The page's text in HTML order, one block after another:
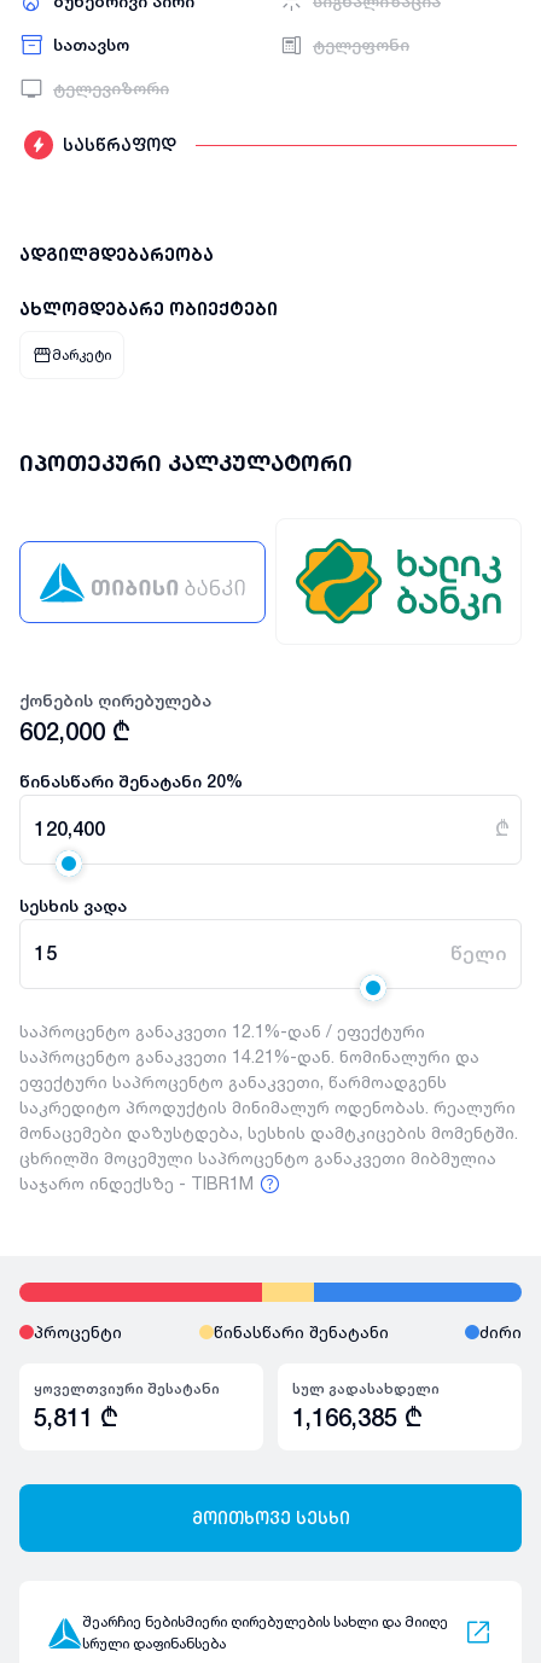
სათავსო ტელეფონი
ტელევიზორი
სასწრაფოდ
ადგილმდებარეობა
ახლომდებარე ობიექტები
მარკეტი
იპოთეკური კალკულატორი
ქონების ღირებულება
602,000 ₾
წინასწარი შენატანი 20%
120,400 ₾
სესხის ვადა
15 წელი
საპროცენტო განაკვეთი 12.1%-დან / ეფექტური
საპროცენტო განაკვეთი 14.21%-დან. ნომინალური და
ეფექტური საპროცენტო განაკვეთი, წარმოადგენს
საკრედიტო პროდუქტის მინიმალურ ოდენობას. რეალური
მონაცემები დაზუსტდება, სესხის დამტკიცების მომენტში.
ცხრილში მოცემული საპროცენტო განაკვეთი მიბმულია
საჯარო ინდექსზე - TIBR1M
პროცენტი წინასწარი შენატანი ძირი
ყოველთვიური შესატანი
5,811 ₾
სულ გადასახდელი
1,166,385 ₾
მოითხოვე სესხი
შეარჩიე ნებისმიერი ღირებულების სახლი და მიიღე
სრული დაფინანსება